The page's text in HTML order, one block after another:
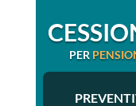
PER